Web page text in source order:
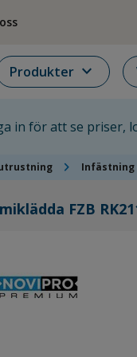
Produkter expand_more
in för att se priser,
chevron_right Infästning
FZB